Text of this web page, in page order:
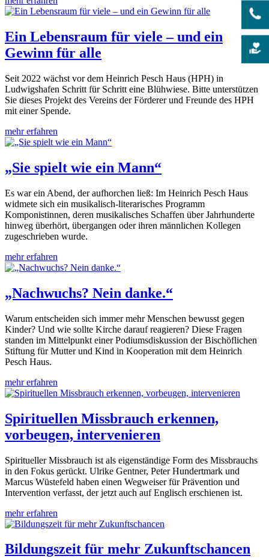
Ein Lebensraum für viele – und ein
Gewinn für alle
Seit 2022 wächst vor dem Heinrich Pesch Haus (HPH) in
Ludwigshafen Schritt für Schritt eine Blühwiese. Bitte unterstützen
Sie dieses Projekt des Vereins der Förderer und Freunde des HPH
mit einer Spende.
mehr erfahren
„Sie spielt wie ein Mann“
Es war ein Abend, der aufhorchen ließ: Im Heinrich Pesch Haus
widmete sich ein musikalisch-literarisches Programm
Komponistinnen, deren musikalisches Schaffen über Jahrhunderte
hinweg überhört, übergangen oder ihren männlichen Kollegen
zugeschrieben wurde.
mehr erfahren
„Nachwuchs? Nein danke.“
Warum entscheiden sich immer mehr Menschen bewusst gegen
Kinder? Und wie sollte Kirche darauf reagieren? Diese Fragen
standen im Mittelpunkt einer Podiumsdiskussion der Bischöflichen
Stiftung für Mutter und Kind in Kooperation mit dem Heinrich
Pesch Haus.
mehr erfahren
Spirituellen Missbrauch erkennen,
vorbeugen, intervenieren
Spiritueller Missbrauch ist als eigenständige Form des Missbrauchs
in den Fokus gerückt. Ulrike Gentner, Peter Hundertmark und
Marcus Wüstefeld haben einen Wegweiser für Prävention und
Intervention verfasst, der jetzt auch auf Englisch erschienen ist.
mehr erfahren
Bildungszeit für mehr Zukunftschancen